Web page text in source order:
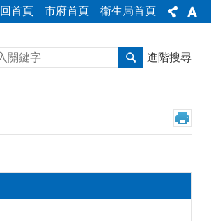
回首頁 市府首頁 衛生局首頁
搜尋 進階搜尋